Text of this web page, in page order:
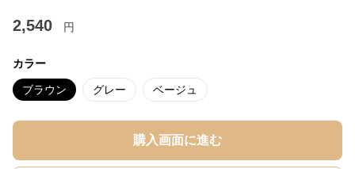
2,540 円
カラー
ブラウン グレー ベージュ
購入画面に進む